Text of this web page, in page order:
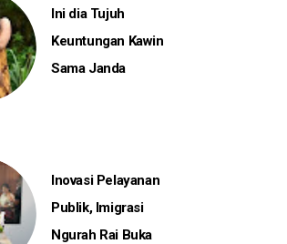
Ini dia Tujuh
Keuntungan Kawin
Sama Janda
Inovasi Pelayanan
Publik, Imigrasi
Ngurah Rai Buka